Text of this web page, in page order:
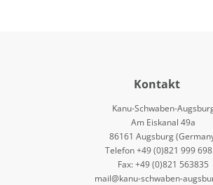
Kontakt
Kanu-Schwaben-
Am Eiskanal 49a
86161 Augsburg
Telefon +49 (0)821 999
Fax: +49 (0)821 563835
mail@kanu-schwaben-